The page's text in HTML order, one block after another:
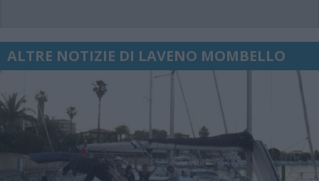
ALTRE NOTIZIE DI LAVENO MOMBELLO